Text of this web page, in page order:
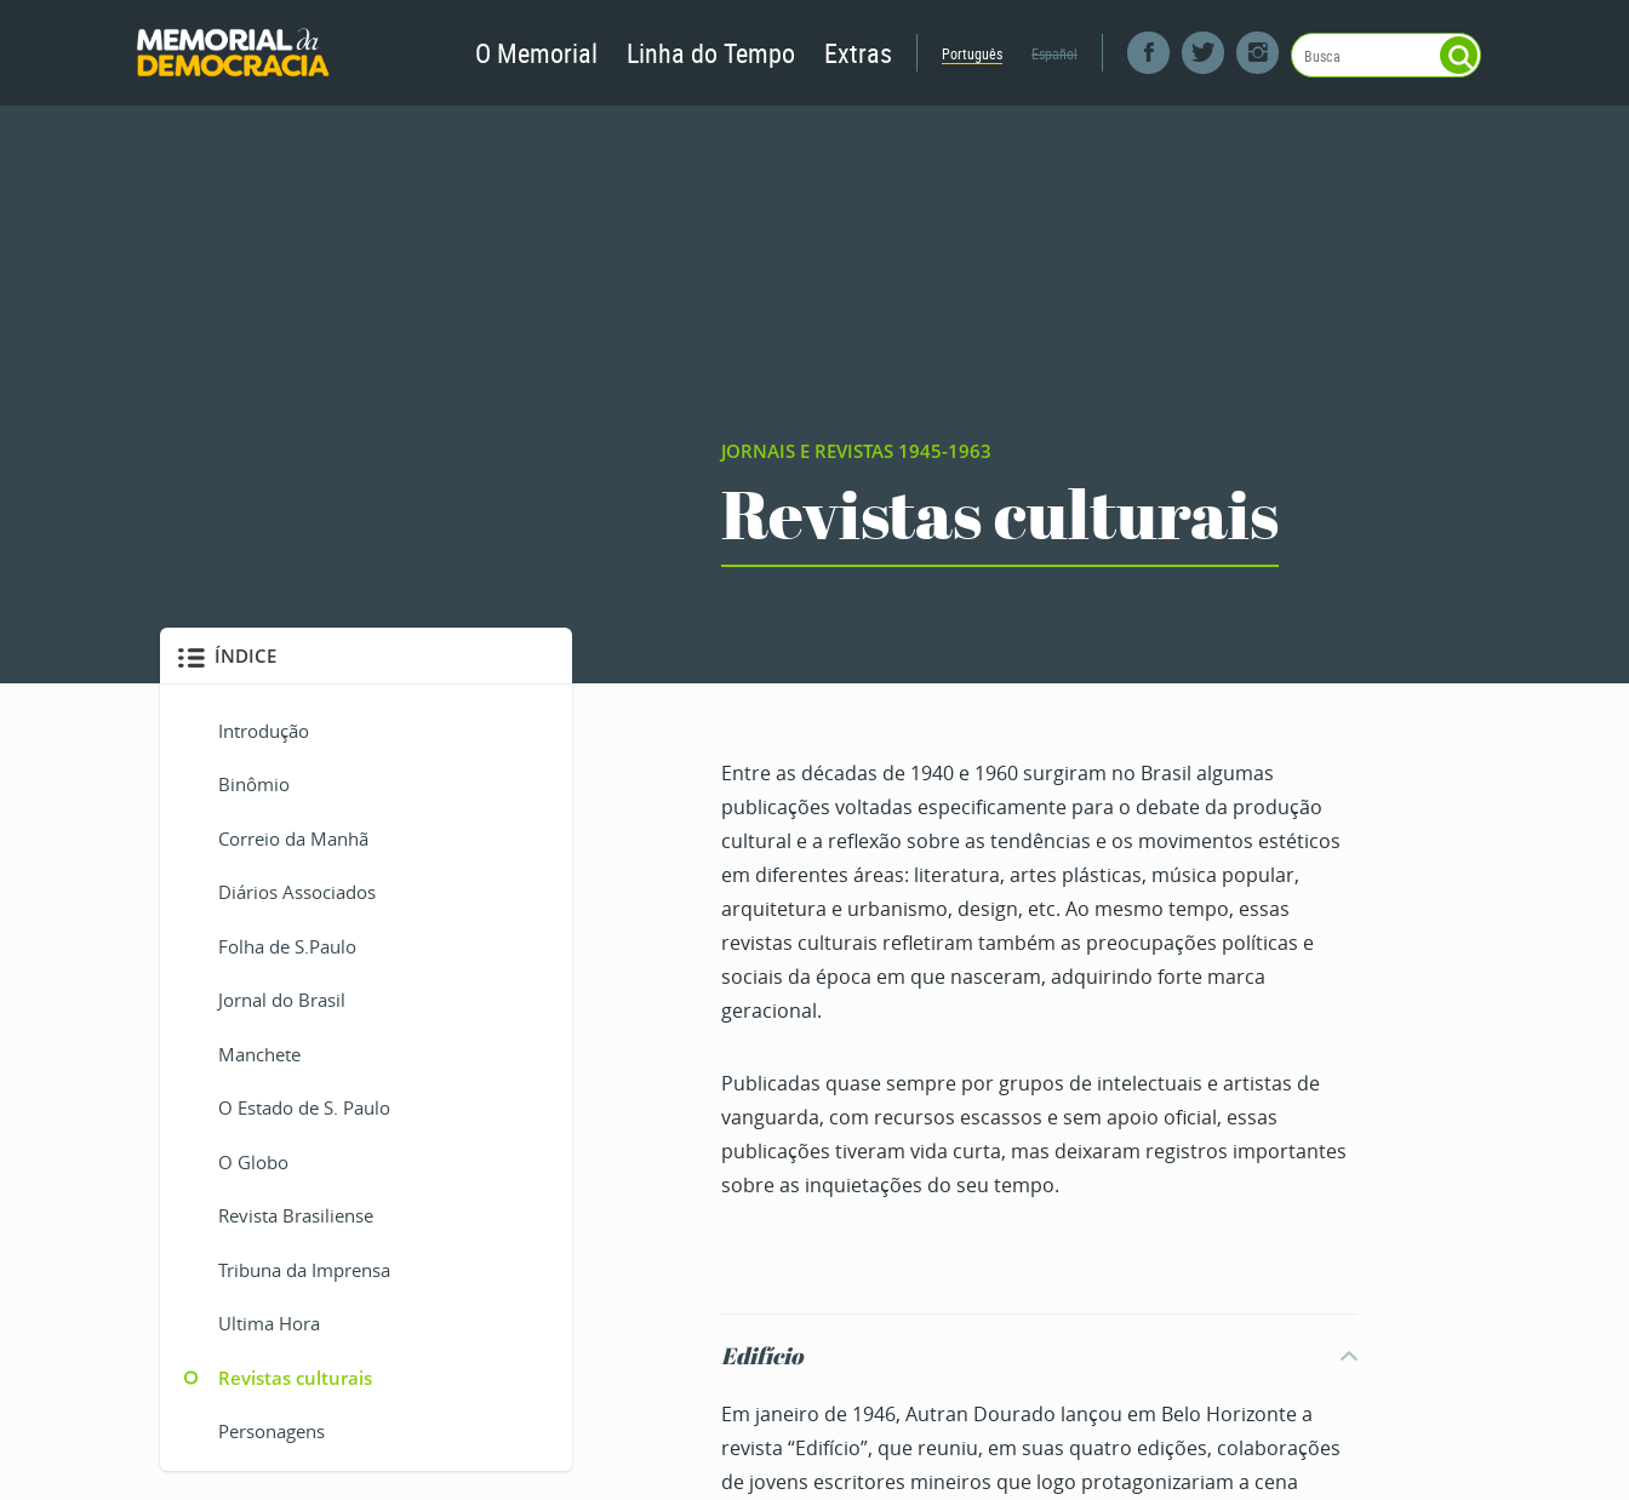
O Memorial Linha do Tempo Extras Português Español
JORNAIS E REVISTAS 1945-1963
Revistas culturais
ÍNDICE
Introdução
Binômio
Correio da Manhã
Diários Associados
Folha de S.Paulo
Jornal do Brasil
Manchete
O Estado de S. Paulo
O Globo
Revista Brasiliense
Tribuna da Imprensa
Ultima Hora
Revistas culturais
Personagens
Entre as décadas de 1940 e 1960 surgiram no Brasil algumas
publicações voltadas especificamente para o debate da produção
cultural e a reflexão sobre as tendências e os movimentos estéticos
em diferentes áreas: literatura, artes plásticas, música popular,
arquitetura e urbanismo, design, etc. Ao mesmo tempo, essas
revistas culturais refletiram também as preocupações políticas e
sociais da época em que nasceram, adquirindo forte marca
geracional.
Publicadas quase sempre por grupos de intelectuais e artistas de
vanguarda, com recursos escassos e sem apoio oficial, essas
publicações tiveram vida curta, mas deixaram registros importantes
sobre as inquietações do seu tempo.
Edifício
Em janeiro de 1946, Autran Dourado lançou em Belo Horizonte a
revista “Edifício”, que reuniu, em suas quatro edições, colaborações
de jovens escritores mineiros que logo protagonizariam a cena